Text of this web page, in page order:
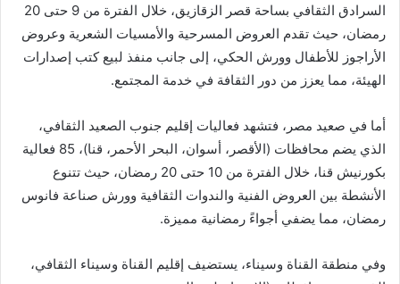
السرادق الثقافي بساحة قصر الزقازيق، خلال الفترة من 9 حتى 20
رمضان، حيث تقدم العروض المسرحية والأمسيات الشعرية وعروض
الأراجوز للأطفال وورش الحكي، إلى جانب منفذ لبيع كتب إصدارات
الهيئة، مما يعزز من دور الثقافة في خدمة المجتمع.
أما في صعيد مصر، فتشهد فعاليات إقليم جنوب الصعيد الثقافي،
الذي يضم محافظات (الأقصر، أسوان، البحر الأحمر، قنا)، 85 فعالية
بكورنيش قنا، خلال الفترة من 10 حتى 20 رمضان، حيث تتنوع
الأنشطة بين العروض الفنية والندوات الثقافية وورش صناعة فانوس
رمضان، مما يضفي أجواءً رمضانية مميزة.
وفي منطقة القناة وسيناء، يستضيف إقليم القناة وسيناء الثقافي،